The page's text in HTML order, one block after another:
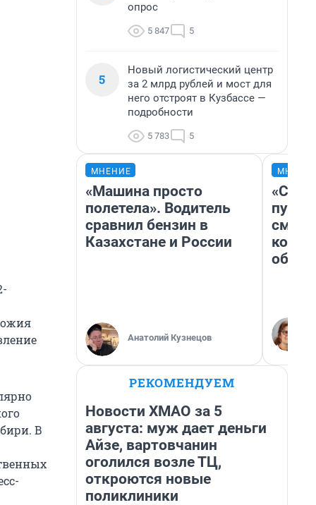
В
опрос
5 847 5
5
Новый логистический центр
за 2 млрд рублей и мост для
него отстроят в Кузбассе —
подробности
5 783 5
МНЕНИЕ
«Машина просто
полетела». Водитель
сравнил бензин в
Казахстане и России
Анатолий Кузнецов
РЕКОМЕНДУЕМ
Новости ХМАО за 5
августа: муж дает деньги
Айзе, вартовчанин
оголился возле ТЦ,
откроются новые
поликлиники